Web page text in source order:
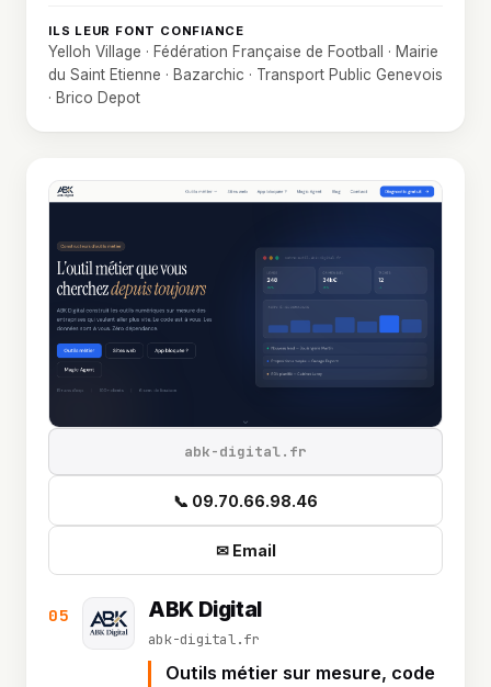
ILS LEUR FONT CONFIANCE
Yelloh Village · Fédération Française de Football · Mairie
du Saint Etienne · Bazarchic · Transport Public Genevois
· Brico Depot
05 ABK Digital
abk-digital.fr
Outils métier sur mesure, code
abk-digital.fr
📞 09.70.66.98.46
✉ Email